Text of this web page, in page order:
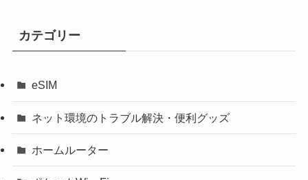
カテゴリー
eSIM
ネット環境のトラブル解決・便利グッズ
ホームルーター